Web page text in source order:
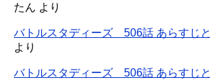
たん より
バトルスタディーズ 506話 あらすじ
より
バトルスタディーズ 506話 あらすじ